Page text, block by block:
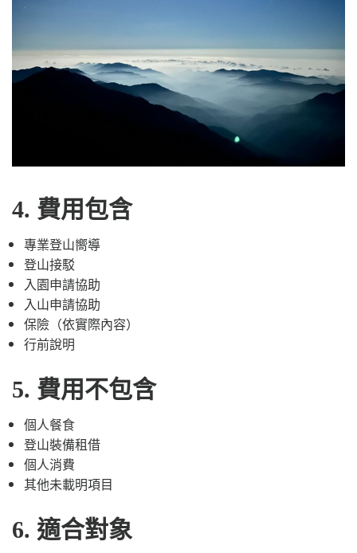
4. 費用包含
專業登山嚮導
登山接駁
入園申請協助
入山申請協助
保險（依實際內容）
行前說明
5. 費用不包含
個人餐食
登山裝備租借
個人消費
其他未載明項目
6. 適合對象